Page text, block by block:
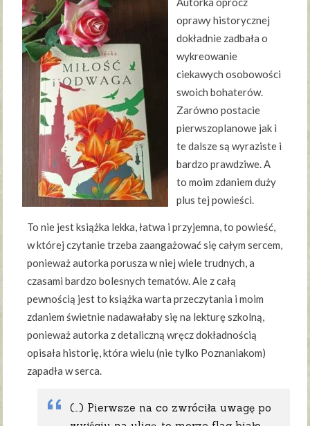
oprawy historycznej
dokładnie zadbała o
wykreowanie
ciekawych osobowości
swoich bohaterów.
Zarówno postacie
pierwszoplanowe jak i
te dalsze są wyraziste i
bardzo prawdziwe. A
to moim zdaniem duży
plus tej powieści.
To nie jest książka lekka, łatwa i przyjemna, to powieść,
w której czytanie trzeba zaangażować się całym sercem,
ponieważ autorka porusza w niej wiele trudnych, a
czasami bardzo bolesnych tematów. Ale z całą
pewnością jest to książka warta przeczytania i moim
zdaniem świetnie nadawałaby się na lekturę szkolną,
ponieważ autorka z detaliczną wręcz dokładnością
opisała historię, która wielu (nie tylko Poznaniakom)
zapadła w serca.
(…) Pierwsze na co zwróciła uwagę po